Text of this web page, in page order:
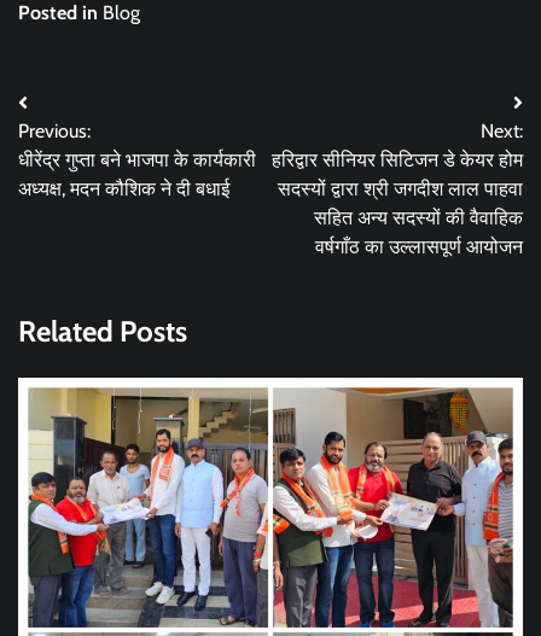
Posted in Blog
Post
navigation
Previous:
धीरेंद्र गुप्ता बने भाजपा के कार्यकारी
अध्यक्ष, मदन कौशिक ने दी बधाई
Next:
हरिद्वार सीनियर सिटिजन डे केयर होम
सदस्यों द्वारा श्री जगदीश लाल पाहवा
सहित अन्य सदस्यों की वैवाहिक
वर्षगाँठ का उल्लासपूर्ण आयोजन
Related Posts